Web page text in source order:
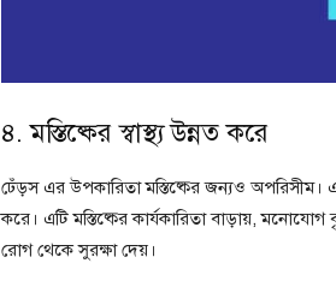
৪. মস্তিষ্কের স্বাস্থ্য উন্নত করে
ঢেঁড়স এর উপকারিতা মস্তিষ্কের জন্যও অপরিসীম।
করে। এটি মস্তিষ্কের কার্যকারিতা বাড়ায়,
রোগ থেকে সুরক্ষা দেয়।